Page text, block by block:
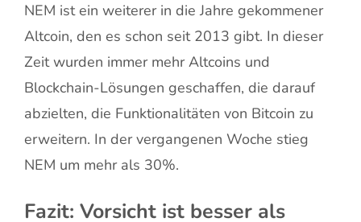
NEM ist ein weiterer in die Jahre gekommener
Altcoin, den es schon seit 2013 gibt. In dieser
Zeit wurden immer mehr Altcoins und
Blockchain-Lösungen geschaffen, die darauf
abzielten, die Funktionalitäten von Bitcoin zu
erweitern. In der vergangenen Woche stieg
NEM um mehr als 30%.
Fazit: Vorsicht ist besser als